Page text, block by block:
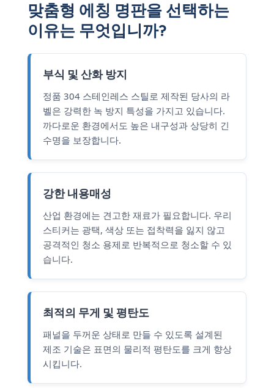
맞춤형 에칭 명판을 선택하는
이유는 무엇입니까?
부식 및 산화 방지
정품 304 스테인레스 스틸로 제작된 당사의 라
벨은 강력한 녹 방지 특성을 가지고 있습니다.
까다로운 환경에서도 높은 내구성과 상당히 긴
수명을 보장합니다.
강한 내용매성
산업 환경에는 견고한 재료가 필요합니다. 우리
스티커는 광택, 색상 또는 접착력을 잃지 않고
공격적인 청소 용제로 반복적으로 청소할 수 있
습니다.
최적의 무게 및 평탄도
패널을 두꺼운 상태로 만들 수 있도록 설계된
제조 기술은 표면의 물리적 평탄도를 크게 향상
시킵니다.